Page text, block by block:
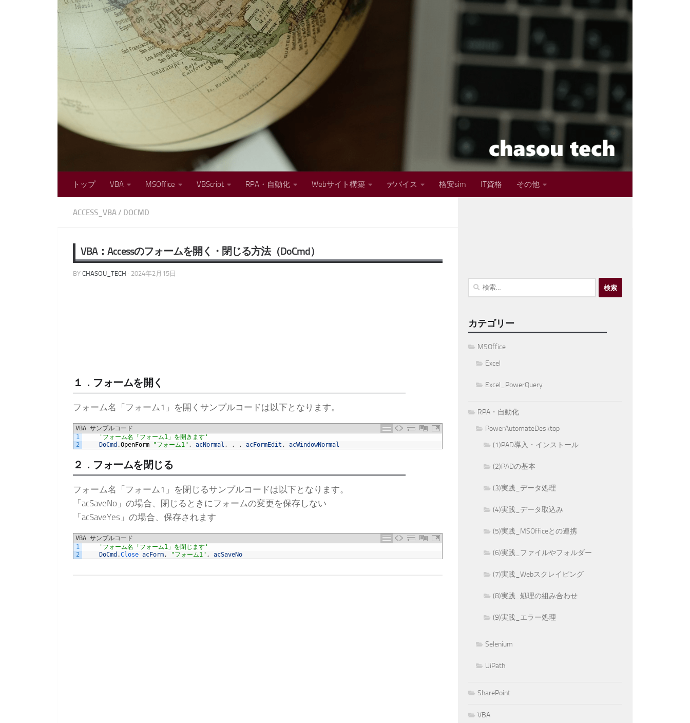
コンテンツへスキップ
トップ VBA MSOffice VBScript RPA・自動化 Webサイト構築 デバイス 格安sim IT資格 その他
ACCESS_VBA/ DOCMD
VBA：Accessのフォームを開く・閉じる方法（DoCmd）
BY CHASOU_TECH · 2024年2月15日
１．フォームを開く
フォーム名「フォーム1」を開くサンプルコードは以下となります。
VBA サンプルコード
1
2
'フォーム名「フォーム1」を開きます'
DoCmd .OpenForm "フォーム1" , acNormal , , , acFormEdit , acWindowNormal
２．フォームを閉じる
フォーム名「フォーム1」を閉じるサンプルコードは以下となります。
「acSaveNo」の場合、閉じるときにフォームの変更を保存しない
「acSaveYes」の場合、保存されます
VBA サンプルコード
1
2
'フォーム名「フォーム1」を閉じます'
DoCmd .Close acForm, "フォーム1" , acSaveNo
検
カテゴリー
MSOffice
Excel
Excel_PowerQuery
RPA・自動化
PowerAutomateDesktop
(1)PAD導入・インストール
(2)PADの基本
(3)実践_データ処理
(4)実践_データ取込み
(5)実践_MSOfficeとの連携
(6)実践_ファイルやフォルダー
(7)実践_Webスクレイピング
(8)実践_処理の組み合わせ
(9)実践_エラー処理
Selenium
UiPath
SharePoint
VBA